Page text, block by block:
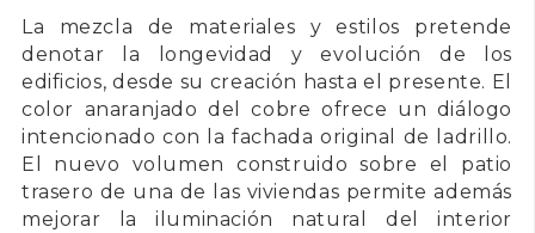
La mezcla de materiales y estilos pretende
denotar la longevidad y evolución de los
edificios, desde su creación hasta el presente. El
color anaranjado del cobre ofrece un diálogo
intencionado con la fachada original de ladrillo.
El nuevo volumen construido sobre el patio
trasero de una de las viviendas permite además
mejorar la iluminación natural del interior